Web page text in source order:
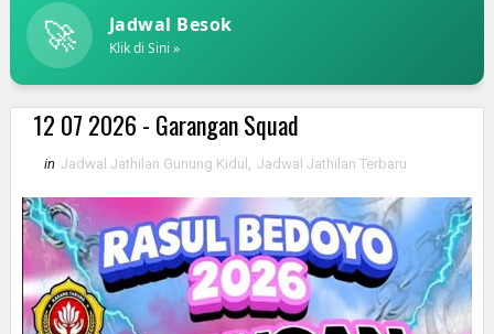
🚀 Jadwal Besok
Klik di Sini »
12 07 2026 - Garangan Squad
in Jadwal Jathilan Gunung Kidul Jadwal Jathilan Terbaru